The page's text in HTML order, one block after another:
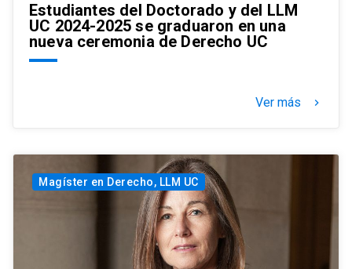
Estudiantes del Doctorado y del LLM
UC 2024-2025 se graduaron en una
nueva ceremonia de Derecho UC
Ver más keyboard_arrow_right
Magíster en Derecho, LLM UC